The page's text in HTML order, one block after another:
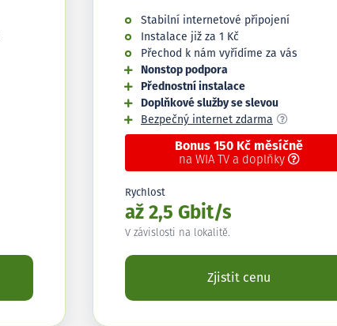
Stabilní internetové připojení
Instalace již za 1 Kč
Přechod k nám vyřídíme za vás
Nonstop podpora
Přednostní instalace
Doplňkové služby se slevou
Bezpečný internet zdarma
Bonus 150 Kč měsíčně
na WIA TV a doplňky
Rychlost
až 2,5 Gbit/s
V závislosti na lokalitě.
Zjistit cenu